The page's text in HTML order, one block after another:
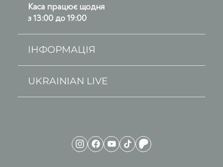
Каса працює щодня
з 13:00 до 19:00
ІНФОРМАЦІЯ
UKRAINIAN LIVE